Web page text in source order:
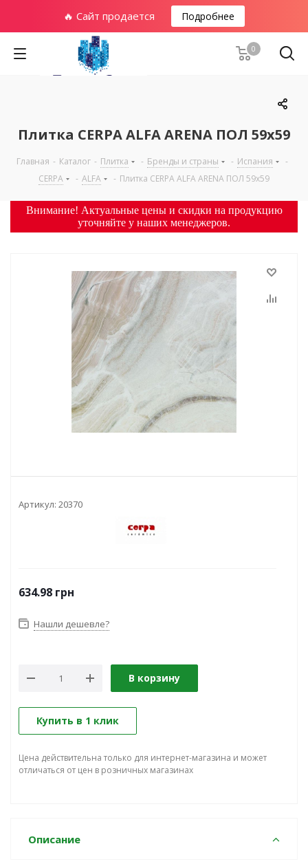
🔥 Сайт продается Подробнее
0
Плитка CERPA ALFA ARENA ПОЛ 59х59
Главная - Каталог - Плитка - Бренды и страны - Испания
-
CERPA
- ALFA - Плитка CERPA ALFA ARENA ПОЛ 59х59
Внимание! Актуальные цены и скидки на продукцию
уточняйте у наших менеджеров.
Артикул: 20370
634.98 грн
Нашли дешевле?
В корзину
Купить в 1 клик
Цена действительна только для интернет-магазина и может
отличаться от цен в розничных магазинах
Описание